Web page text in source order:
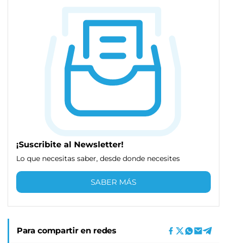
¡Suscribite al Newsletter!
Lo que necesitas saber, desde donde necesites
SABER MÁS
Para compartir en redes